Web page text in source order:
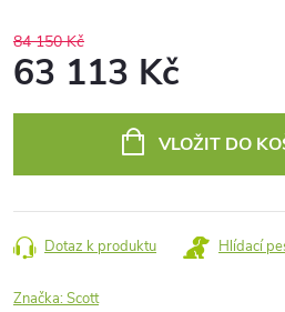
84 150 Kč
63 113 Kč
VLOŽIT DO
Dotaz k produktu Hlídací
Značka:Scott